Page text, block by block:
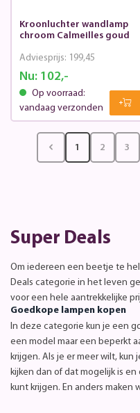
Kroonluchter wandlamp
chroom Calmeilles goud
Nu:102,-
Adviesprijs: 199,45
Op voorraad:
vandaag verzonden
1 2 3
Super Deals
Om iedereen een beetje te
Deals categorie in het leven
voor een hele aantrekkelijke
Goedkope lampen kopen
In deze categorie kun je een
een model maar een beperkt
krijgen. Als je er meer wilt, kun
kijken dan of dat mogelijk is
kunt krijgen. En anders maken